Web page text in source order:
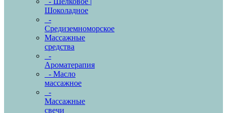
Шоколадное
-
Средиземноморское
Массажные
средства
-
Ароматерапия
- Масло
массажное
-
Массажные
свечи